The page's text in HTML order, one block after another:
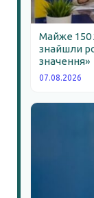
Майже 150
знайшли
значення»
07.08.2026